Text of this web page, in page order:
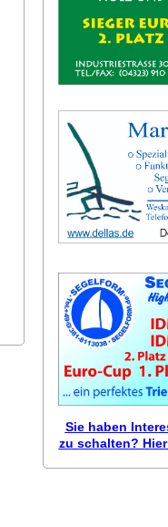
Sie haben
zu schalten?